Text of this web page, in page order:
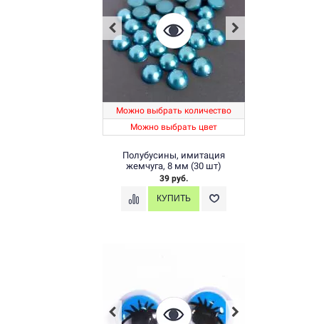
Можно выбрать количество
Можно выбрать цвет
Полубусины, имитация
жемчуга, 8 мм (30 шт)
39 руб.